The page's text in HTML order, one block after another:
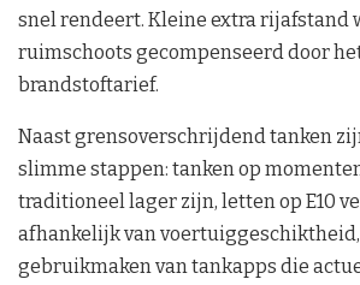
snel rendeert. Kleine extra rijafstand
ruimschoots gecompenseerd door
brandstoftarief.
Naast grensoverschrijdend tanken
slimme stappen: tanken op
traditioneel lager zijn, letten op E10
afhankelijk van voertuiggeschiktheid,
gebruikmaken van tankapps die